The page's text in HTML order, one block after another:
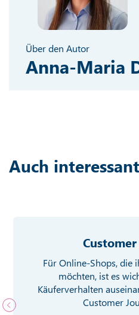
Über den Autor
Anna-Maria
Auch
Für Online-Shops, die
möchten, ist es
Käuferverhalten
Customer